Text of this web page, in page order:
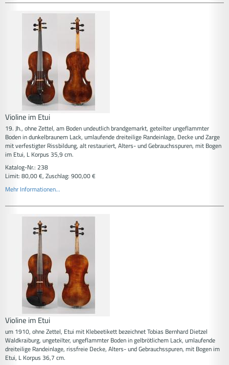
Violine im Etui
19. Jh., ohne Zettel, am Boden undeutlich brandgemarkt, geteilter ungeflammter
Boden in dunkelbraunem Lack, umlaufende dreiteilige Randeinlage, Decke und Zarge
mit verfestigter Rissbildung, alt restauriert, Alters- und Gebrauchsspuren, mit Bogen
im Etui, L Korpus 35,9 cm.
Katalog-Nr.: 238
Limit: 80,00 €, Zuschlag: 900,00 €
Mehr Informationen...
Violine im Etui
um 1910, ohne Zettel, Etui mit Klebeetikett bezeichnet Tobias Bernhard Dietzel
Waldkraiburg, ungeteilter, ungeflammter Boden in gelbrötlichem Lack, umlaufende
dreiteilige Randeinlage, rissfreie Decke, Alters- und Gebrauchsspuren, mit Bogen im
Etui, L Korpus 36,7 cm.